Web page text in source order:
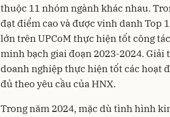
thuộc 11 nhóm ngành khác nhau.
đạt điểm cao và được vinh danh Top
lớn trên UPCoM thực hiện tốt công
minh bạch giai đoạn 2023-2024.
doanh nghiệp thực hiện tốt các hoạt
đủ theo yêu cầu của HNX.
Trong năm 2024, mặc dù tình hình